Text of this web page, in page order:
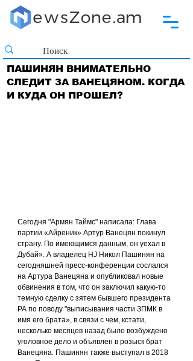
ПАШИНЯН ВНИМАТЕЛЬНО
СЛЕДИТ ЗА ВАНЕЦЯНОМ. КОГДА
И КУДА ОН ПРОШЕЛ?
Сегодня "Армян Таймс" написала: Глава
партии «Айреник» Артур Ванецян покинул
страну. По имеющимся данным, он уехал в
Дубай». А владелец HJ Никол Пашинян на
сегодняшней пресс-конференции сослался
на Артура Ванецяна и опубликовал новые
обвинения в том, что он заключил какую-то
темную сделку с зятем бывшего президента
РА по поводу "выписывания части ЗПМК в
имя его брата», в связи с чем, кстати,
несколько месяцев назад было возбуждено
уголовное дело и объявлен в розыск брат
Ванецяна. Пашинян также выступал в 2018